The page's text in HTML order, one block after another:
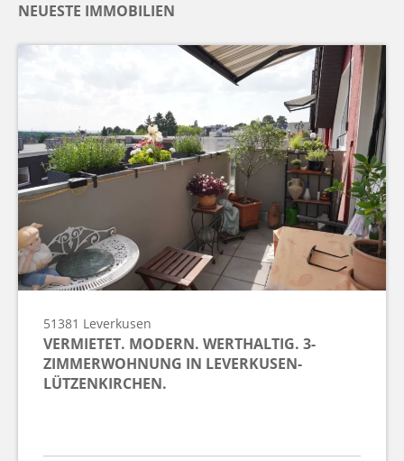
NEUESTE IMMOBILIEN
51381 Leverkusen
VERMIETET. MODERN. WERTHALTIG. 3-
ZIMMERWOHNUNG IN LEVERKUSEN-
LÜTZENKIRCHEN.